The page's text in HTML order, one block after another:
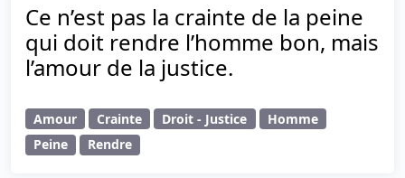
Ce n’est pas la crainte de la peine
qui doit rendre l’homme bon, mais
l’amour de la justice.
Amour Crainte Droit - Justice
Homme
Peine
Rendre